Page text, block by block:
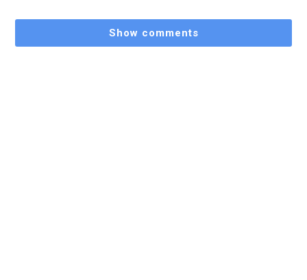
Show comments